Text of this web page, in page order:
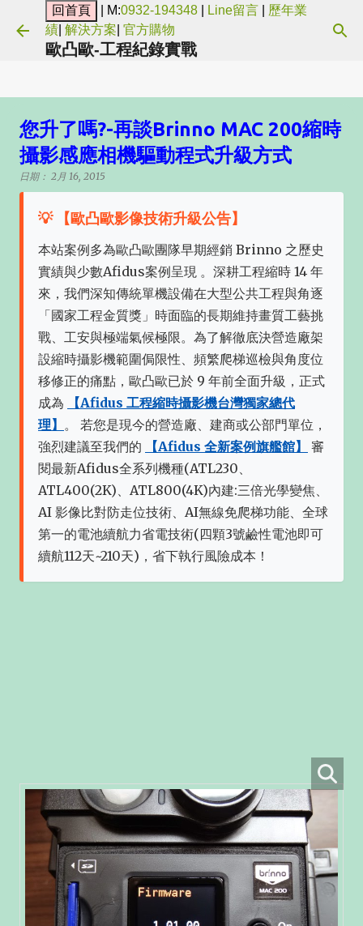
跳到主要內容
| M:0932-194348 Line留言
歷年業
績 解決方案 官方購物
歐凸歐-工程紀錄實戰
您升了嗎?-再談Brinno MAC 200縮時
攝影感應相機驅動程式升級方式
日期： 2月 16, 2015
💡 【歐凸歐影像技術升級公告】
本站案例多為歐凸歐團隊早期經銷 Brinno 之歷史
實績與少數Afidus案例呈現 。深耕工程縮時 14 年
來，我們深知傳統單機設備在大型公共工程與角逐
「國家工程金質獎」時面臨的長期維持畫質工藝挑
戰、工安與極端氣候極限。為了解徹底決營造廠架
設縮時攝影機範圍侷限性、頻繁爬梯巡檢與角度位
移修正的痛點，歐凸歐已於 9 年前全面升級，正式
成為
【Afidus 工程縮時攝影機台灣獨家總代
理】 。 若您是現今的營造廠、建商或公部門單位，
強烈建議至我們的
【Afidus 全新案例旗艦館】
審
閱最新Afidus全系列機種(ATL230、
ATL400(2K)、ATL800(4K)內建:三倍光學變焦、
AI 影像比對防走位技術、AI無線免爬梯功能、全球
第一的電池續航力省電技術(四顆3號鹼性電池即可
續航112天~210天)，省下執行風險成本！